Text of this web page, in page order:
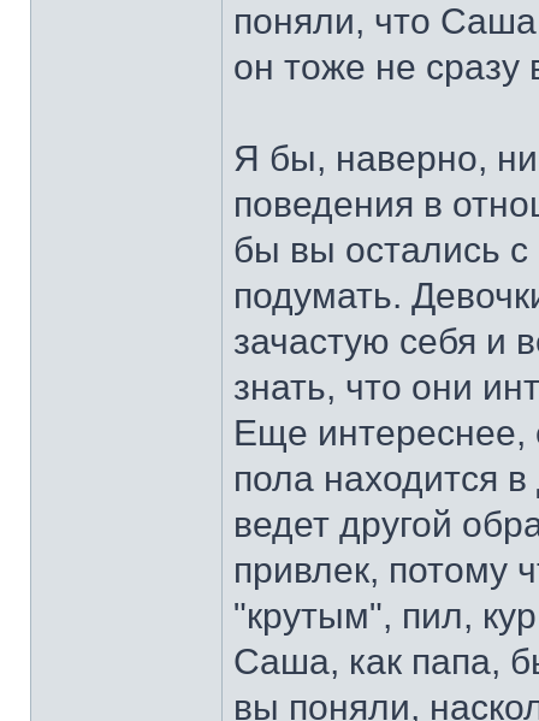
поняли, что
он тоже не сразу
Я бы, наверно,
поведения в
бы вы остались
подумать.
зачастую себя и
знать, что они
Еще интереснее,
пола находится
ведет другой
привлек, потому
"крутым", пил,
Саша, как папа,
вы поняли,